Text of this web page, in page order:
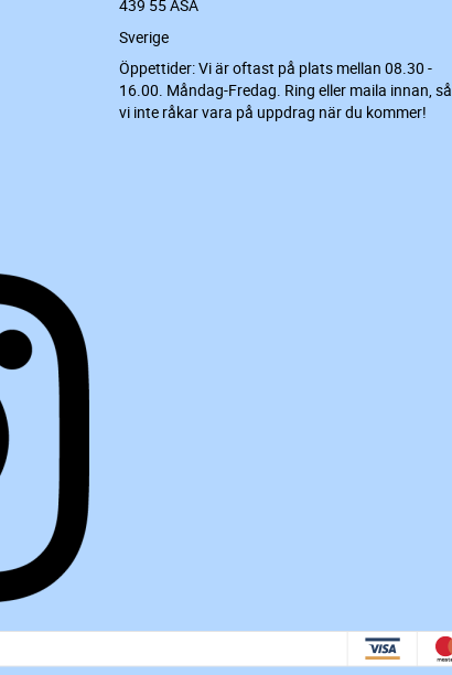
439 55 ÅSA
Sverige
Öppettider: Vi är oftast på plats mellan 08.30 -
16.00. Måndag-Fredag. Ring eller maila innan, så
vi inte råkar vara på uppdrag när du kommer!